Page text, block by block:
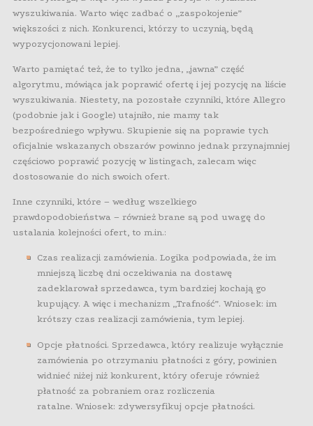
wyszukiwania. Warto więc zadbać o „zaspokojenie”
większości z nich. Konkurenci, którzy to uczynią, będą
wypozycjonowani lepiej.
Warto pamiętać też, że to tylko jedna, „jawna” część
algorytmu, mówiąca jak poprawić ofertę i jej pozycję na liście
wyszukiwania. Niestety, na pozostałe czynniki, które Allegro
(podobnie jak i Google) utajniło, nie mamy tak
bezpośredniego wpływu. Skupienie się na poprawie tych
oficjalnie wskazanych obszarów powinno jednak przynajmniej
częściowo poprawić pozycję w listingach, zalecam więc
dostosowanie do nich swoich ofert.
Inne czynniki, które – według wszelkiego
prawdopodobieństwa – również brane są pod uwagę do
ustalania kolejności ofert, to m.in.:
Czas realizacji zamówienia. Logika podpowiada, że im
mniejszą liczbę dni oczekiwania na dostawę
zadeklarował sprzedawca, tym bardziej kochają go
kupujący. A więc i mechanizm „Trafność”. Wniosek: im
krótszy czas realizacji zamówienia, tym lepiej.
Opcje płatności. Sprzedawca, który realizuje wyłącznie
zamówienia po otrzymaniu płatności z góry, powinien
widnieć niżej niż konkurent, który oferuje również
płatność za pobraniem oraz rozliczenia
ratalne. Wniosek: zdywersyfikuj opcje płatności.